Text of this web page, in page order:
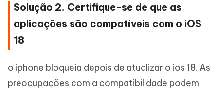
Solução 2. Certifique-se de que as
aplicações são compatíveis com o iOS
18
o iphone bloqueia depois de atualizar o ios 18. As
preocupações com a compatibilidade podem